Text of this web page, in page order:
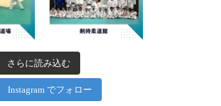
さらに読み込む
Instagram でフォロー